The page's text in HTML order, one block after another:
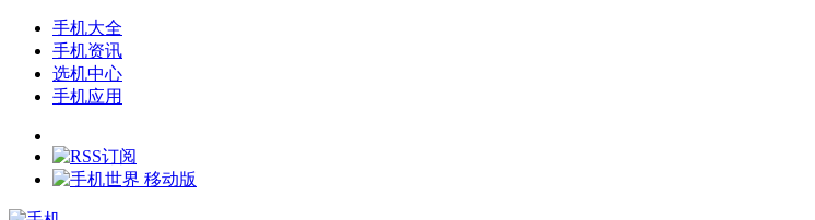
手机大全
手机资讯
选机中心
手机应用